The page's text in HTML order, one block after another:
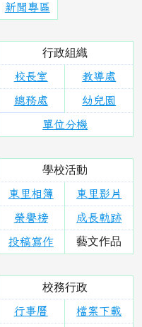
新聞專區
行政組織
校長室 教導處
總務處 幼兒園
單位分機
學校活動
東里相簿 東里影片
榮譽榜 成長軌跡
投稿寫作 藝文作品
校務行政
行事曆 檔案下載